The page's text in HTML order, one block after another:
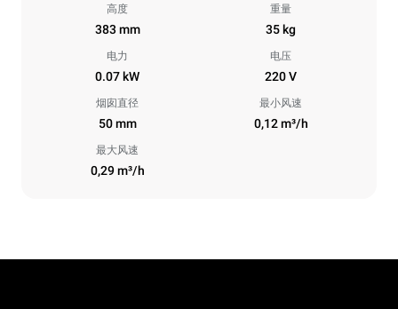
高度
383 mm
重量
35 kg
电力
0.07 kW
电压
220 V
烟囱直径
50 mm
最小风速
0,12 m³/h
最大风速
0,29 m³/h